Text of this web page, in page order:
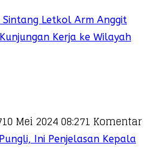
Letkol Arm Anggit
Kerja ke Wilayah
10 Mei 2024 08:271 Komentar
Ini Penjelasan Kepala